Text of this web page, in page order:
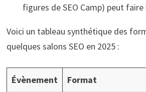
figures de SEO Camp) peut
Voici un tableau synthétique des
quelques salons SEO en 2025 :
Évènement Format